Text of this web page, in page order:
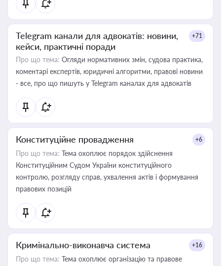
Telegram канали для адвокатів: новини,
кейси, практичні поради
+71
Про що тема: Огляди нормативних змін, судова практика,
коментарі експертів, юридичні алгоритми, правові новини
- все, про що пишуть у Telegram каналах для адвокатів
Конституційне провадження +6
Про що тема: Тема охоплює порядок здійснення
Конституційним Судом України конституційного
контролю, розгляду справ, ухвалення актів і формування
правових позицій
Кримінально-виконавча система +16
Про що тема: Тема охоплює організацію та правове